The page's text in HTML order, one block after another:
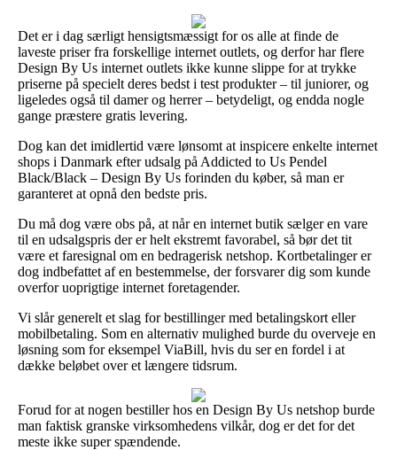
Det er i dag særligt hensigtsmæssigt for os alle at finde de
laveste priser fra forskellige internet outlets, og derfor har flere
Design By Us internet outlets ikke kunne slippe for at trykke
priserne på specielt deres bedst i test produkter – til juniorer, og
ligeledes også til damer og herrer – betydeligt, og endda nogle
gange præstere gratis levering.
Dog kan det imidlertid være lønsomt at inspicere enkelte internet
shops i Danmark efter udsalg på Addicted to Us Pendel
Black/Black – Design By Us forinden du køber, så man er
garanteret at opnå den bedste pris.
Du må dog være obs på, at når en internet butik sælger en vare
til en udsalgspris der er helt ekstremt favorabel, så bør det tit
være et faresignal om en bedragerisk netshop. Kortbetalinger er
dog indbefattet af en bestemmelse, der forsvarer dig som kunde
overfor uoprigtige internet foretagender.
Vi slår generelt et slag for bestillinger med betalingskort eller
mobilbetaling. Som en alternativ mulighed burde du overveje en
løsning som for eksempel ViaBill, hvis du ser en fordel i at
dække beløbet over et længere tidsrum.
Forud for at nogen bestiller hos en Design By Us netshop burde
man faktisk granske virksomhedens vilkår, dog er det for det
meste ikke super spændende.